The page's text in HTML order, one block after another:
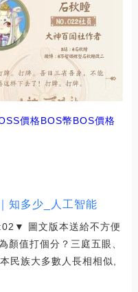
價格BOS幣BOS價格
知多少_人工智能
圖文版本送給不方便
顏值打個分？三庭五眼、
民族大多數人長相相似,